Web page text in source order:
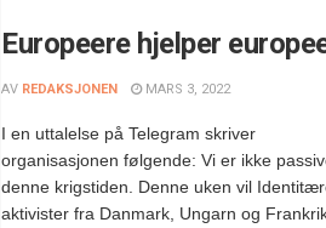
Europeere hjelper
AV REDAKSJONEN MARS 3, 2022
I en uttalelse på Telegram skriver
organisasjonen følgende: Vi er ikke
denne krigstiden. Denne uken vil
aktivister fra Danmark, Ungarn og